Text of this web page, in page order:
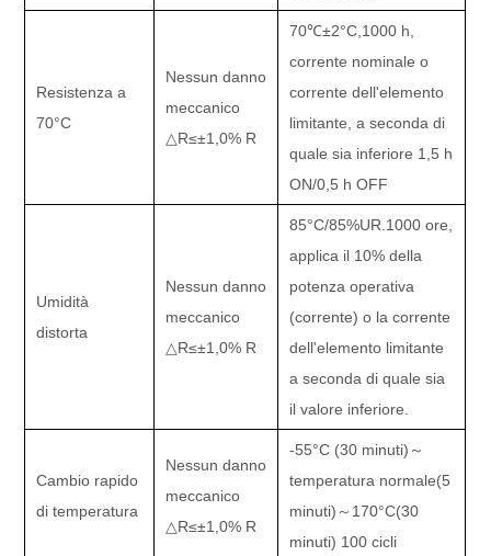
Resistenza a
70°C
Nessun danno
meccanico
△R≤±1,0% R
70℃±2°C, 1000 h,
corrente nominale o
corrente dell'elemento
limitante, a seconda di
quale sia inferiore 1,5 h
ON/0,5 h OFF
Umidità
distorta
Nessun danno
meccanico
△R≤±1,0% R
85°C/85%UR.1000 ore,
applica il 10% della
potenza operativa
(corrente) o la corrente
dell'elemento limitante
a seconda di quale sia
il valore inferiore.
Cambio rapido
di temperatura
Nessun danno
meccanico
△R≤±1,0% R
-55°C (30 minuti)～
temperatura normale(5
minuti)～ 170°C(30
minuti) 100 cicli